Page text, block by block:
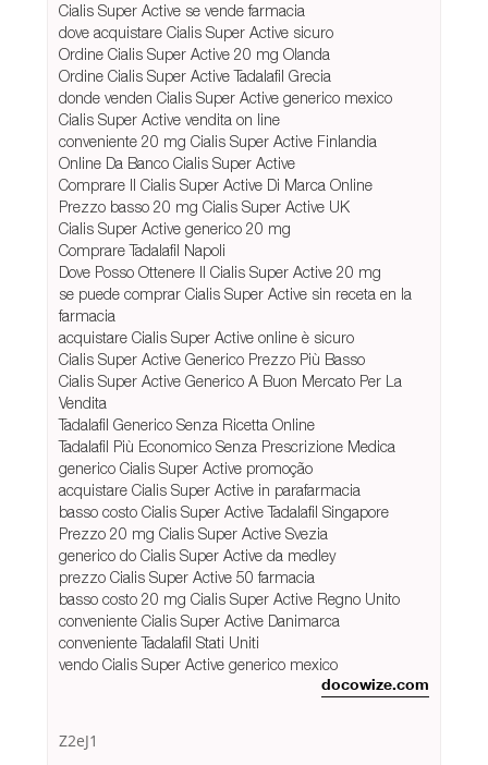
Cialis Super Active se vende farmacia
dove acquistare Cialis Super Active sicuro
Ordine Cialis Super Active 20 mg Olanda
Ordine Cialis Super Active Tadalafil Grecia
donde venden Cialis Super Active generico mexico
Cialis Super Active vendita on line
conveniente 20 mg Cialis Super Active Finlandia
Online Da Banco Cialis Super Active
Comprare Il Cialis Super Active Di Marca Online
Prezzo basso 20 mg Cialis Super Active UK
Cialis Super Active generico 20 mg
Comprare Tadalafil Napoli
Dove Posso Ottenere Il Cialis Super Active 20 mg
se puede comprar Cialis Super Active sin receta en la
farmacia
acquistare Cialis Super Active online è sicuro
Cialis Super Active Generico Prezzo Più Basso
Cialis Super Active Generico A Buon Mercato Per La
Vendita
Tadalafil Generico Senza Ricetta Online
Tadalafil Più Economico Senza Prescrizione Medica
generico Cialis Super Active promoção
acquistare Cialis Super Active in parafarmacia
basso costo Cialis Super Active Tadalafil Singapore
Prezzo 20 mg Cialis Super Active Svezia
generico do Cialis Super Active da medley
prezzo Cialis Super Active 50 farmacia
basso costo 20 mg Cialis Super Active Regno Unito
conveniente Cialis Super Active Danimarca
conveniente Tadalafil Stati Uniti
vendo Cialis Super Active generico mexico
docowize.com
Z2eJ1